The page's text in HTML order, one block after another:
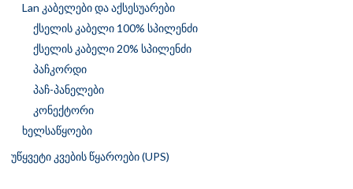
Lan კაბელები და აქსესუარები
ქსელის კაბელი 100% სპილენძი
ქსელის კაბელი 20% სპილენძი
პაჩკორდი
პაჩ-პანელები
კონექტორი
ხელსაწყოები
უწყვეტი კვების წყაროები (UPS)